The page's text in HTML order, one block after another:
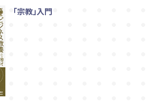
「宗教」入門